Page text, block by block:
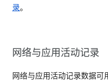
录。
网络与应用活动记录
网络与应用活动记录数据可